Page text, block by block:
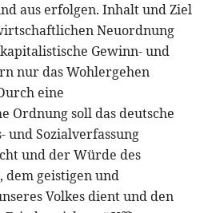
aus erfolgen. Inhalt und Ziel
Neuordnung
Gewinn- und
nur das Wohlergehen
eine
Ordnung soll das deutsche
und Sozialverfassung
und der Würde des
dem geistigen und
Volkes dient und den